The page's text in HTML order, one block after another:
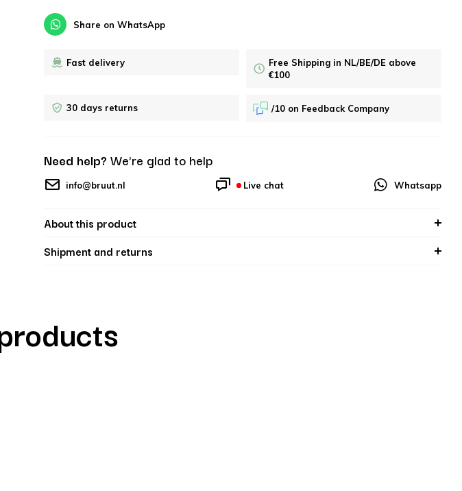
Share on WhatsApp
Fast delivery
Free Shipping in NL/BE/DE above
€100
30 days returns /10 on Feedback Company
Need help? We're glad to help
info@bruut.nl Live chat Whatsapp
About this product
Shipment and returns